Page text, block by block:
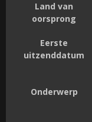
Land van
oorsprong
Eerste
uitzenddatum
Onderwerp